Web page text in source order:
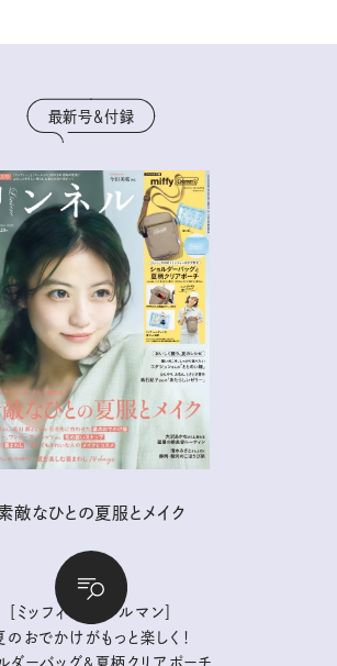
最新号＆付録
敵なひとの夏服とメイク
［ミッフィー｜コールマン］
のおでかけがもっと楽しく！